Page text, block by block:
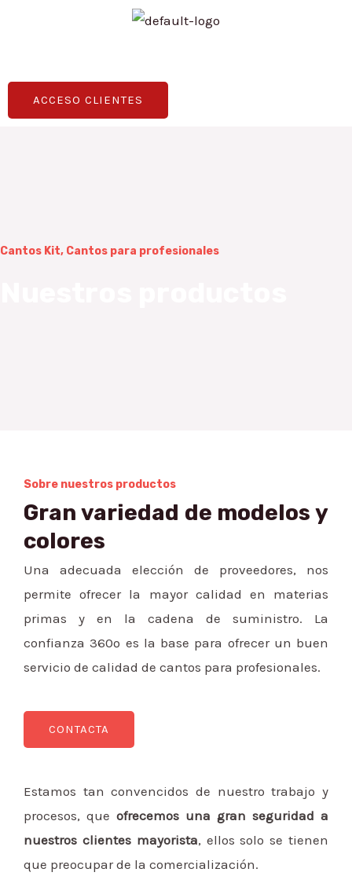
ACCESO CLIENTES
Cantos Kit, Cantos para profesionales
Sobre nuestros productos
Gran variedad de modelos y
colores
Una adecuada elección de proveedores, nos
permite ofrecer la mayor calidad en materias
primas y en la cadena de suministro. La
confianza 360º es la base para ofrecer un buen
servicio de calidad de cantos para profesionales.
CONTACTA
Estamos tan convencidos de nuestro trabajo y
procesos, que ofrecemos una gran seguridad a
nuestros clientes mayorista, ellos solo se tienen
que preocupar de la comercialización.